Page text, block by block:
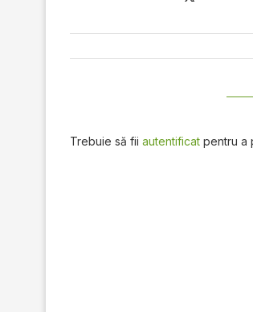
Trebuie să fii autentificat pentru a